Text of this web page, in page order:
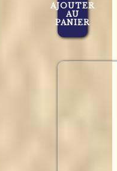
AJOUTER
AU
PANIER